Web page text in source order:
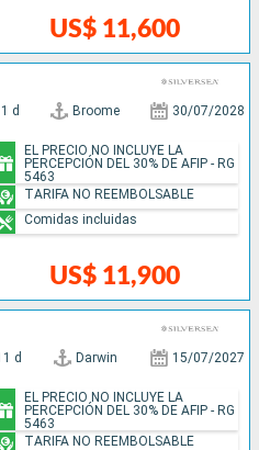
US$ 11,600
d Broome 30/07/2028
US$ 11,900
EL PRECIO NO INCLUYE LA
PERCEPCIÓN DEL 30% DE AFIP - RG
5463
TARIFA NO REEMBOLSABLE
Comidas incluidas
d Darwin 15/07/2027
EL PRECIO NO INCLUYE LA
PERCEPCIÓN DEL 30% DE AFIP - RG
5463
TARIFA NO REEMBOLSABLE